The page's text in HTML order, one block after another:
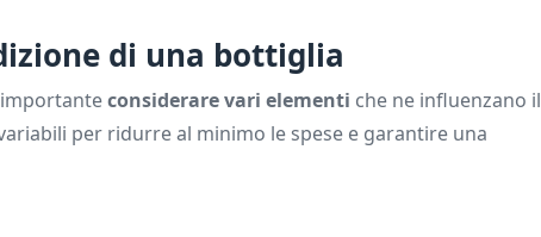
di una bottiglia
considerare vari elementi che ne influenzano il
per ridurre al minimo le spese e garantire una